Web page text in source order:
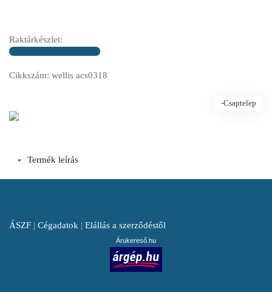
Raktárkészlet:
Cikkszám: wellis acs0318
-Csaptelep
Termék leírás
ÁSZF | Cégadatok | Elállás a szerződéstől
Árukereső.hu